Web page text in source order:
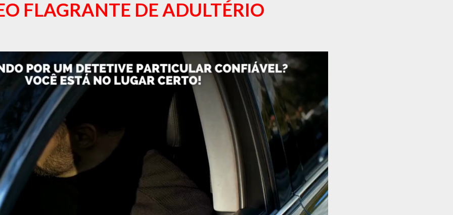
FLAGRANTE DE ADULTÉRIO